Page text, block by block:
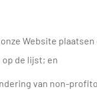
Website plaatsen
de lijst; en
van non-